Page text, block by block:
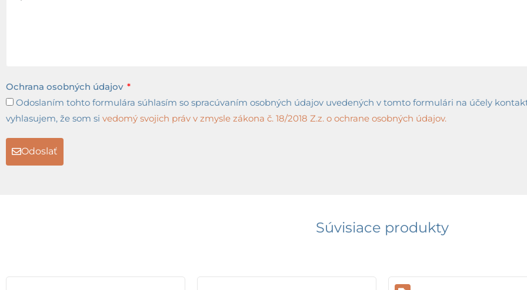
Ochrana osobných údajov
Odoslaním tohto formulára súhlasím so spracúvaním osobných údajov uvedených v tomto formulári na účely
vyhlasujem, že som si vedomý svojich práv v zmysle zákona č. 18/2018 Z.z. o ochrane osobných údajov.
Odoslať
Súvisiace produkty